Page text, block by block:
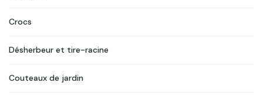
Crocs
Désherbeur et tire-racine
Couteaux de jardin